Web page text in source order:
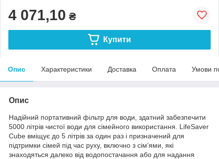
4 071,10 ₴
Купити
Опис Характеристики Доставка Оплата Умови
Опис
Надійний портативний фільтр для води, здатний забезпечити
5000 літрів чистої води для сімейного використання. LifeSaver
Cube вміщує до 5 літрів за один раз і призначений для
підтримки сімей під час руху, включно з сім’ями, які
знаходяться далеко від водопостачання або для надання